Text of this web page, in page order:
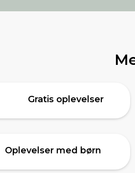
Gratis oplevelser
Oplevelser med børn